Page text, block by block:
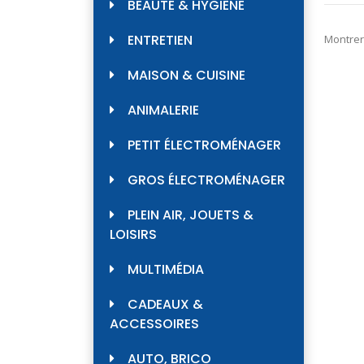
BEAUTÉ & HYGIÈNE
ENTRETIEN
MAISON & CUISINE
ANIMALERIE
PETIT ÉLECTROMÉNAGER
GROS ÉLECTROMÉNAGER
PLEIN AIR, JOUETS &
LOISIRS
MULTIMÉDIA
CADEAUX &
ACCESSOIRES
AUTO, BRICO